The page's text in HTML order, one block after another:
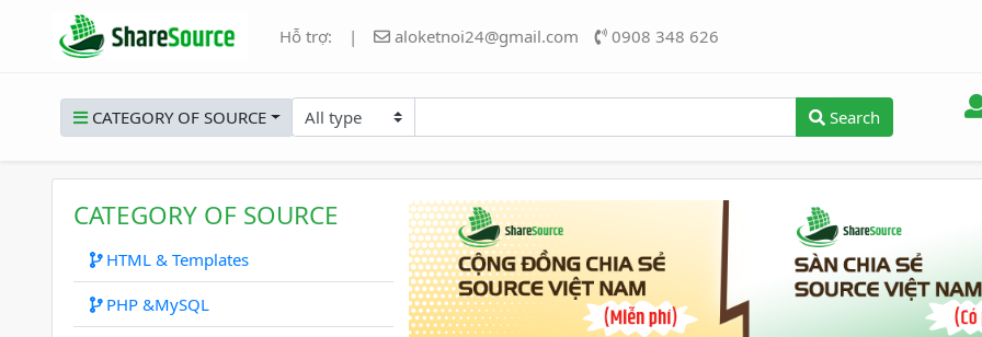
Hỗ trợ: | aloketnoi24@gmail.com 0908 348 626
CATEGORY OF SOURCE Search
CATEGORY OF SOURCE
HTML & Templates
PHP &MySQL